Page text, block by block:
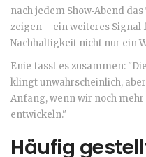
nach jedem Show‑Abend
zeigen – ein weiteres Signal
Nachhaltigkeit nicht nur ein
Enie fasst es zusammen:
klingt unwahrscheinlich,
Anfang, wenn wir noch mehr
entwickeln."
Häufig